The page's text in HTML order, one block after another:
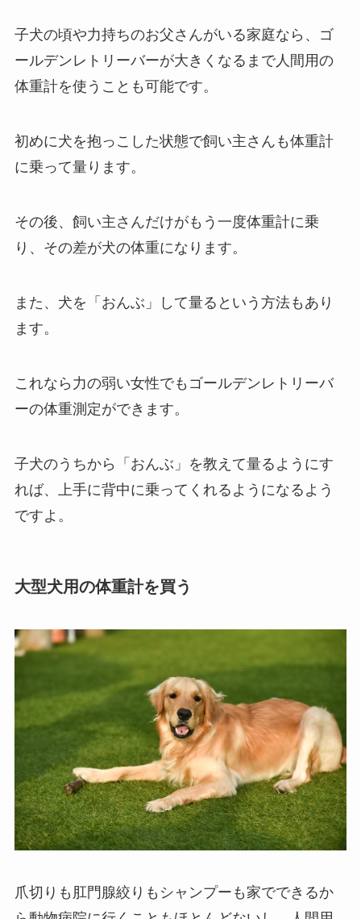
子犬の頃や力持ちのお父さんがいる家庭なら、ゴ
ールデンレトリーバーが大きくなるまで人間用の
体重計を使うことも可能です。
初めに犬を抱っこした状態で飼い主さんも体重計
に乗って量ります。
その後、飼い主さんだけがもう一度体重計に乗
り、その差が犬の体重になります。
また、犬を「おんぶ」して量るという方法もあり
ます。
これなら力の弱い女性でもゴールデンレトリーバ
ーの体重測定ができます。
子犬のうちから「おんぶ」を教えて量るようにす
れば、上手に背中に乗ってくれるようになるよう
ですよ。
大型犬用の体重計を買う
爪切りも肛門腺絞りもシャンプーも家でできるか